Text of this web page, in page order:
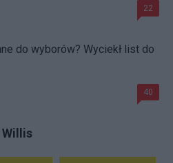
22
do wyborów? Wyciekł list do
40